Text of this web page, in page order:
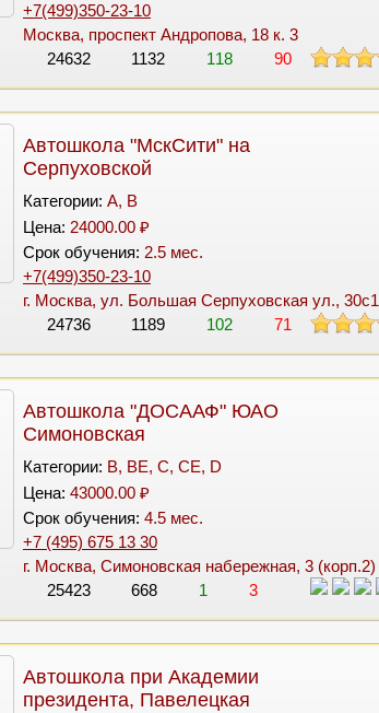
+7(499)350-23-10
Москва, проспект Андропова, 18 к. 3
24632
1132 118 90
Автошкола "МскСити" на
Серпуховской
Категории: A, B
Цена: 24000.00 ₽
Срок обучения: 2.5 мес.
+7(499)350-23-10
г. Москва, ул. Большая Серпуховская ул., 30с1
24736
1189 102 71
Автошкола "ДОСААФ" ЮАО
Симоновская
Категории: B, BE, C, CE, D
Цена: 43000.00 ₽
Срок обучения: 4.5 мес.
+7 (495) 675 13 30
г. Москва, Симоновская набережная, 3 (корп.2)
25423
668 1 3
Автошкола при Академии
президента, Павелецкая